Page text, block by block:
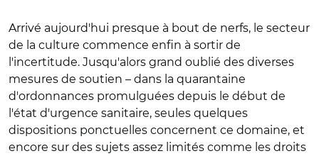
Arrivé aujourd'hui presque à bout de nerfs, le secteur
de la culture commence enfin à sortir de
l'incertitude. Jusqu'alors grand oublié des diverses
mesures de soutien – dans la quarantaine
d'ordonnances promulguées depuis le début de
l'état d'urgence sanitaire, seules quelques
dispositions ponctuelles concernent ce domaine, et
encore sur des sujets assez limités comme les droits